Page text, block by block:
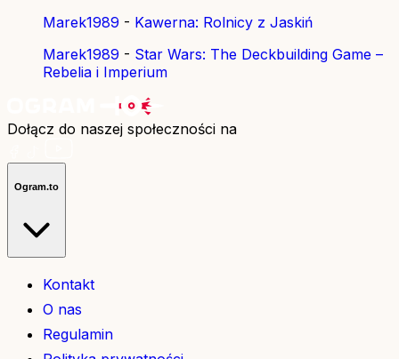
Marek1989 - Kawerna: Rolnicy z Jaskiń
Marek1989 - Star Wars: The Deckbuilding Game –
Rebelia i Imperium
Dołącz do naszej społeczności na
Ogram.to
Kontakt
O nas
Regulamin